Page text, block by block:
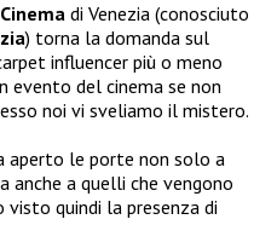
di Venezia (conosciuto
) torna la domanda sul
influencer più o meno
evento del cinema se non
noi vi sveliamo il mistero.
aperto le porte non solo a
anche a quelli che vengono
visto quindi la presenza di